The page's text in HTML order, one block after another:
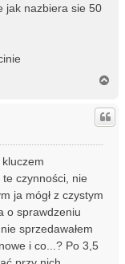
jak nazbiera sie 50
g
r
czynności, nie
ja mógł z czystym
o sprawdzeniu
sprzedawałem
i co...? Po 3,5